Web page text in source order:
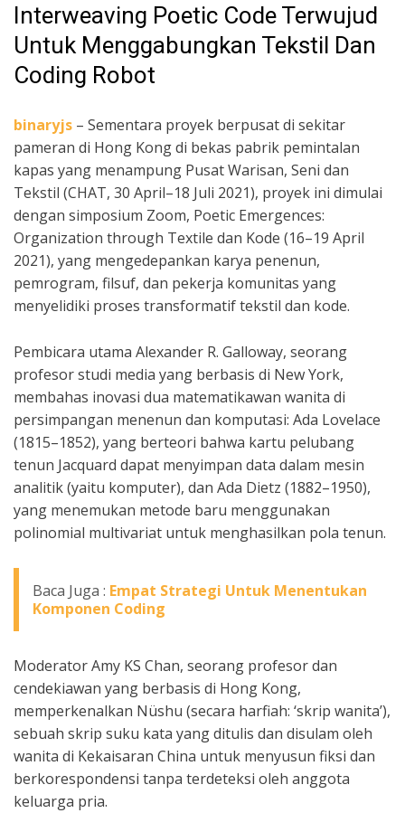
Interweaving Poetic Code Terwujud
Untuk Menggabungkan Tekstil Dan
Coding Robot
binaryjs – Sementara proyek berpusat di sekitar
pameran di Hong Kong di bekas pabrik pemintalan
kapas yang menampung Pusat Warisan, Seni dan
Tekstil (CHAT, 30 April–18 Juli 2021), proyek ini dimulai
dengan simposium Zoom, Poetic Emergences:
Organization through Textile dan Kode (16–19 April
2021), yang mengedepankan karya penenun,
pemrogram, filsuf, dan pekerja komunitas yang
menyelidiki proses transformatif tekstil dan kode.
Pembicara utama Alexander R. Galloway, seorang
profesor studi media yang berbasis di New York,
membahas inovasi dua matematikawan wanita di
persimpangan menenun dan komputasi: Ada Lovelace
(1815–1852), yang berteori bahwa kartu pelubang
tenun Jacquard dapat menyimpan data dalam mesin
analitik (yaitu komputer), dan Ada Dietz (1882–1950),
yang menemukan metode baru menggunakan
polinomial multivariat untuk menghasilkan pola tenun.
Baca Juga : Empat Strategi Untuk Menentukan
Komponen Coding
Moderator Amy KS Chan, seorang profesor dan
cendekiawan yang berbasis di Hong Kong,
memperkenalkan Nüshu (secara harfiah: ‘skrip wanita’),
sebuah skrip suku kata yang ditulis dan disulam oleh
wanita di Kekaisaran China untuk menyusun fiksi dan
berkorespondensi tanpa terdeteksi oleh anggota
keluarga pria.